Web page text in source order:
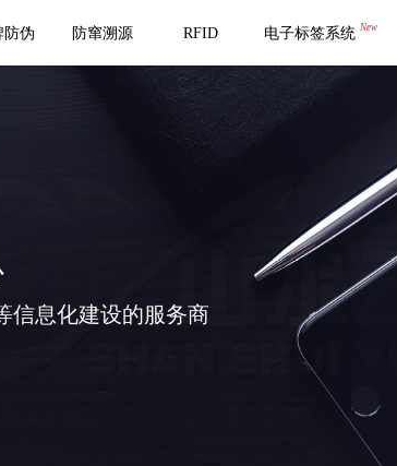
防伪 防窜溯源 RFID 电子标签系统 New
信息化建设的服务商